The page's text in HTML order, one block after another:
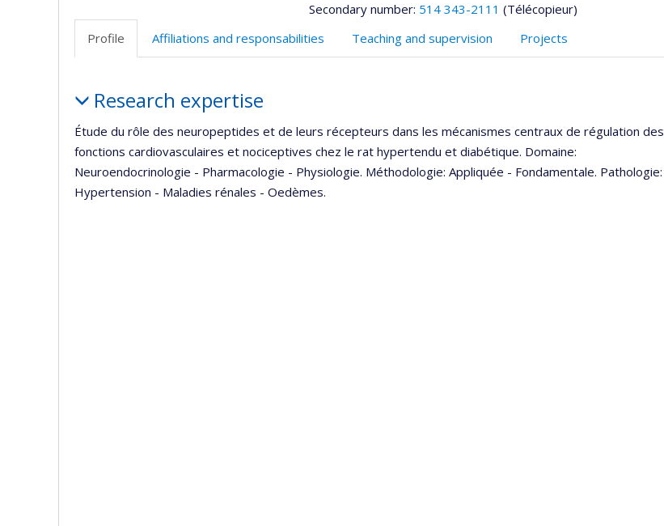
Secondary number: 514 343-2111 (Télécopieur)
Profile
Affiliations and responsabilities Teaching and supervision Projects
Research expertise
Étude du rôle des neuropeptides et de leurs récepteurs dans les mécanismes centraux de régulation des
fonctions cardiovasculaires et nociceptives chez le rat hypertendu et diabétique. Domaine:
Neuroendocrinologie - Pharmacologie - Physiologie. Méthodologie: Appliquée - Fondamentale. Pathologie:
Hypertension - Maladies rénales - Oedèmes.